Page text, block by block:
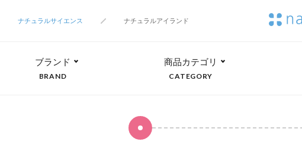
ナチュラルサイエンス ナチュラルアイランド
ブランド
BRAND
商品カテゴリ
CATEGORY